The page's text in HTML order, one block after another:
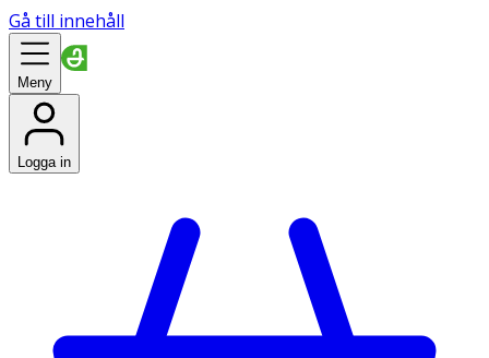
Gå till innehåll
Meny
Logga in